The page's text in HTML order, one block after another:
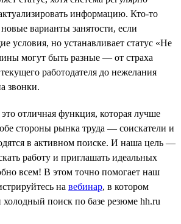
информацию. Кто-то
варианты занятости, если
условия, но устанавливает статус «Не
могут быть разные — от страха
работодателя до нежелания
звонки.
отличная функция, которая лучше
обе стороны рынка труда — соискатели и
в активном поиске. И наша цель —
работу и приглашать идеальных
всем! В этом точно помогает наш
на вебинар, в котором
холодный поиск по базе резюме hh.ru